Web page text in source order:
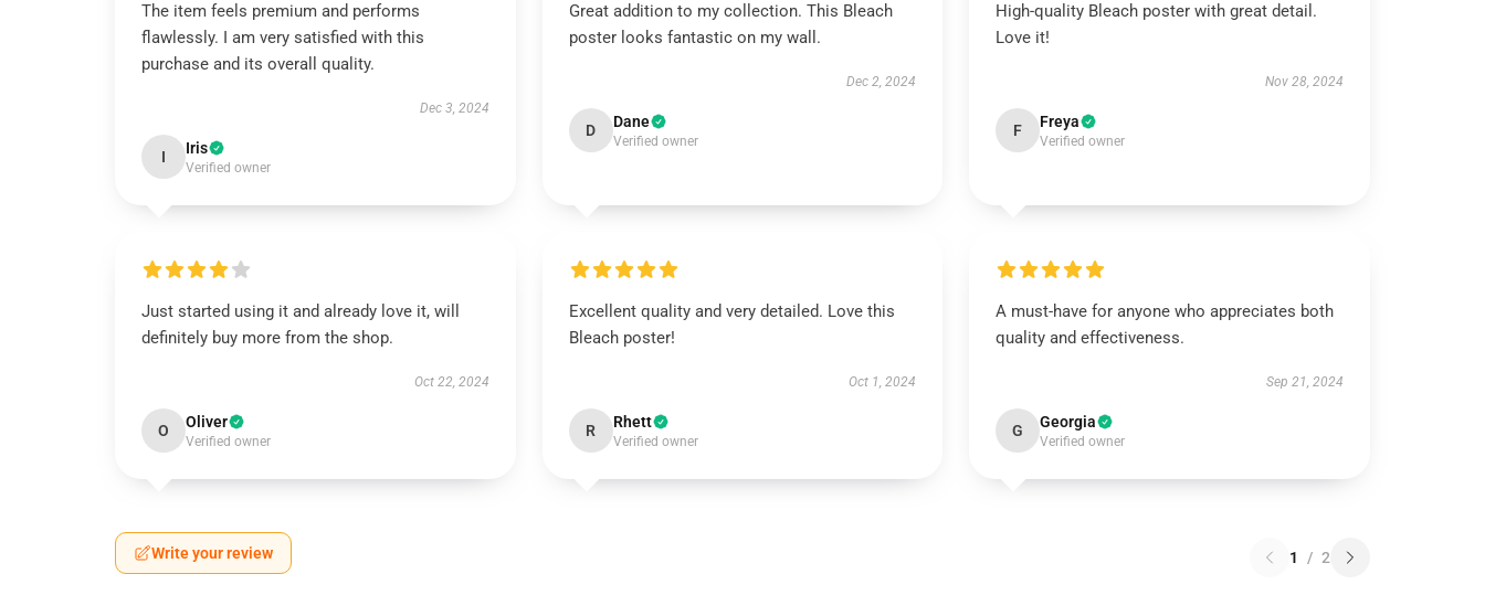
The item feels premium and performs
flawlessly. I am very satisfied with this
purchase and its overall quality.
Dec 3, 2024
I Iris
Verified owner
Great addition to my collection. This Bleach
poster looks fantastic on my wall.
Dec 2, 2024
D Dane
Verified owner
High-quality Bleach poster with great detail.
Love it!
Nov 28, 2024
F Freya
Verified owner
Just started using it and already love it, will
definitely buy more from the shop.
Oct 22, 2024
O Oliver
Verified owner
Excellent quality and very detailed. Love this
Bleach poster!
Oct 1, 2024
R Rhett
Verified owner
A must-have for anyone who appreciates both
quality and effectiveness.
Sep 21, 2024
G Georgia
Verified owner
Write your review 1 / 2